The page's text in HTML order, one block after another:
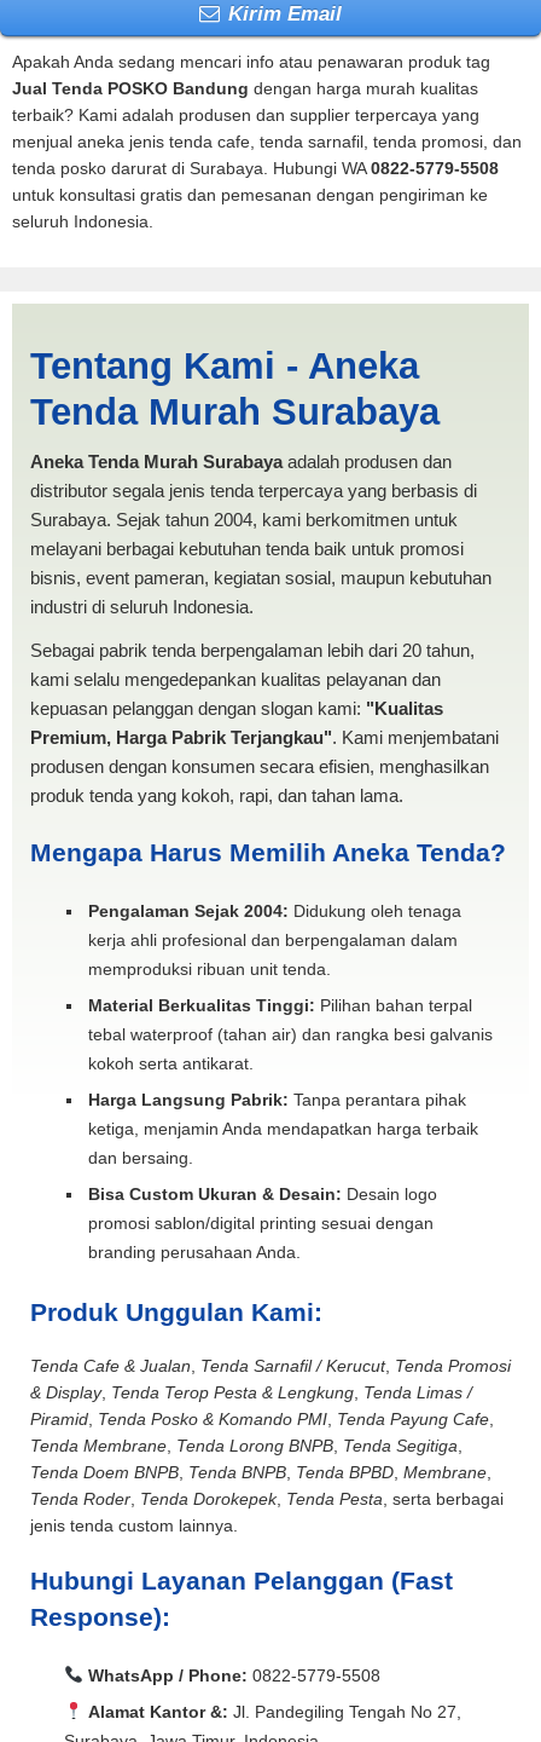
Kirim Email
Apakah Anda sedang mencari info atau penawaran produk tag
Jual Tenda POSKO Bandung dengan harga murah kualitas
terbaik? Kami adalah produsen dan supplier terpercaya yang
menjual aneka jenis tenda cafe, tenda sarnafil, tenda promosi, dan
tenda posko darurat di Surabaya. Hubungi WA0822-5779-5508
untuk konsultasi gratis dan pemesanan dengan pengiriman ke
seluruh Indonesia.
| PRODUKSI ANEKA TENDA
MURAH
Tentang Kami - Aneka
Tenda Murah Surabaya
Aneka Tenda Murah Surabayaadalah produsen dan
distributor segala jenis tenda terpercaya yang berbasis di
Surabaya. Sejak tahun 2004, kami berkomitmen untuk
melayani berbagai kebutuhan tenda baik untuk promosi
bisnis, event pameran, kegiatan sosial, maupun kebutuhan
industri di seluruh Indonesia.
Sebagai pabrik tenda berpengalaman lebih dari 20 tahun,
kami selalu mengedepankan kualitas pelayanan dan
kepuasan pelanggan dengan slogan kami: "Kualitas
Premium, Harga Pabrik Terjangkau". Kami menjembatani
produsen dengan konsumen secara efisien, menghasilkan
produk tenda yang kokoh, rapi, dan tahan lama.
Mengapa Harus Memilih Aneka Tenda?
Pengalaman Sejak 2004: Didukung oleh tenaga
kerja ahli profesional dan berpengalaman dalam
memproduksi ribuan unit tenda.
Material Berkualitas Tinggi: Pilihan bahan terpal
tebal waterproof (tahan air) dan rangka besi galvanis
kokoh serta antikarat.
Harga Langsung Pabrik: Tanpa perantara pihak
ketiga, menjamin Anda mendapatkan harga terbaik
dan bersaing.
Bisa Custom Ukuran & Desain: Desain logo
promosi sablon/digital printing sesuai dengan
branding perusahaan Anda.
Produk Unggulan Kami:
Tenda Cafe & Jualan Tenda Sarnafil / Kerucut, Tenda Promosi
& Display, Tenda Terop Pesta & Lengkung Tenda Limas /
Piramid Tenda Posko & Komando PMI Tenda Payung Cafe
Tenda Membrane Tenda Lorong BNPB Tenda Segitiga
Tenda Doem BNPB Tenda BNPB Tenda BPBD Membrane
Tenda Roder Tenda Dorokepek, Tenda Pesta , serta berbagai
jenis tenda custom lainnya.
Hubungi Layanan Pelanggan (Fast
Response):
WhatsApp / Phone: 0822-5779-5508
Alamat Kantor &: Jl. Pandegiling Tengah No 27,